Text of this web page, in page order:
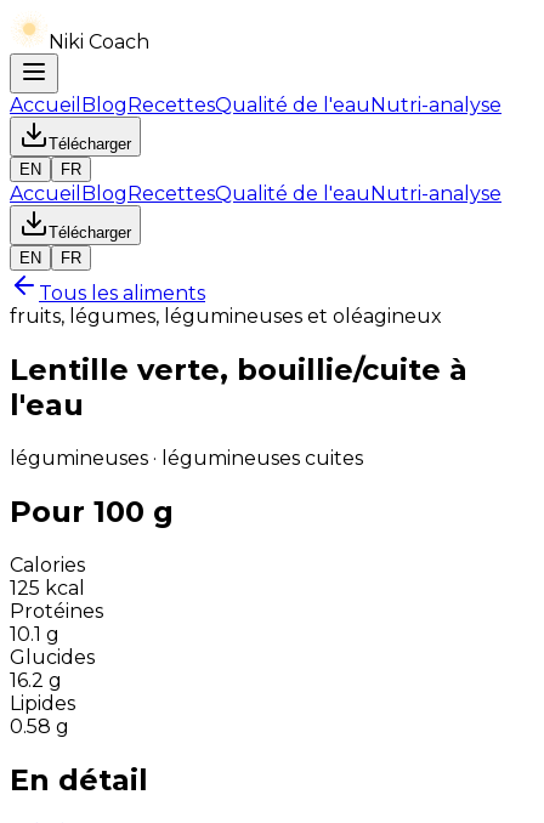
Niki Coach
Accueil BlogRecettesQualité de l'eauNutri-analyse
Télécharger
EN
FR
Accueil BlogRecettesQualité de l'eauNutri-analyse
Télécharger
EN
FR
Tous les aliments
fruits, légumes, légumineuses et oléagineux
Lentille verte, bouillie/cuite à
l'eau
légumineuses · légumineuses cuites
Pour 100 g
Calories
125 kcal
Protéines
10.1 g
Glucides
16.2 g
Lipides
0.58 g
En détail